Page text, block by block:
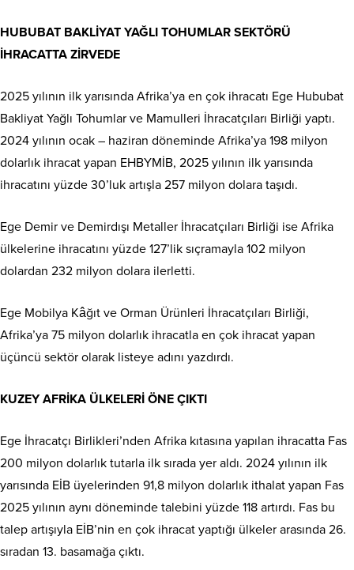
HUBUBAT BAKLİYAT YAĞLI TOHUMLAR SEKTÖRÜ
İHRACATTA ZİRVEDE
2025 yılının ilk yarısında Afrika’ya en çok ihracatı Ege Hububat
Bakliyat Yağlı Tohumlar ve Mamulleri İhracatçıları Birliği yaptı.
2024 yılının ocak – haziran döneminde Afrika’ya 198 milyon
dolarlık ihracat yapan EHBYMİB, 2025 yılının ilk yarısında
ihracatını yüzde 30’luk artışla 257 milyon dolara taşıdı.
Ege Demir ve Demirdışı Metaller İhracatçıları Birliği ise Afrika
ülkelerine ihracatını yüzde 127’lik sıçramayla 102 milyon
dolardan 232 milyon dolara ilerletti.
Ege Mobilya Kâğıt ve Orman Ürünleri İhracatçıları Birliği,
Afrika’ya 75 milyon dolarlık ihracatla en çok ihracat yapan
üçüncü sektör olarak listeye adını yazdırdı.
KUZEY AFRİKA ÜLKELERİ ÖNE ÇIKTI
Ege İhracatçı Birlikleri’nden Afrika kıtasına yapılan ihracatta Fas
200 milyon dolarlık tutarla ilk sırada yer aldı. 2024 yılının ilk
yarısında EİB üyelerinden 91,8 milyon dolarlık ithalat yapan Fas
2025 yılının aynı döneminde talebini yüzde 118 artırdı. Fas bu
talep artışıyla EİB’nin en çok ihracat yaptığı ülkeler arasında 26.
sıradan 13. basamağa çıktı.